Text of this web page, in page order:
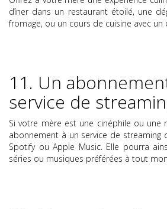
dîner dans un restaurant étoilé, une
fromage, ou un cours de cuisine avec un
11. Un
service de
Si votre mère est une cinéphile ou une
abonnement à un service de streaming
Spotify ou Apple Music. Elle pourra
séries ou musiques préférées à tout